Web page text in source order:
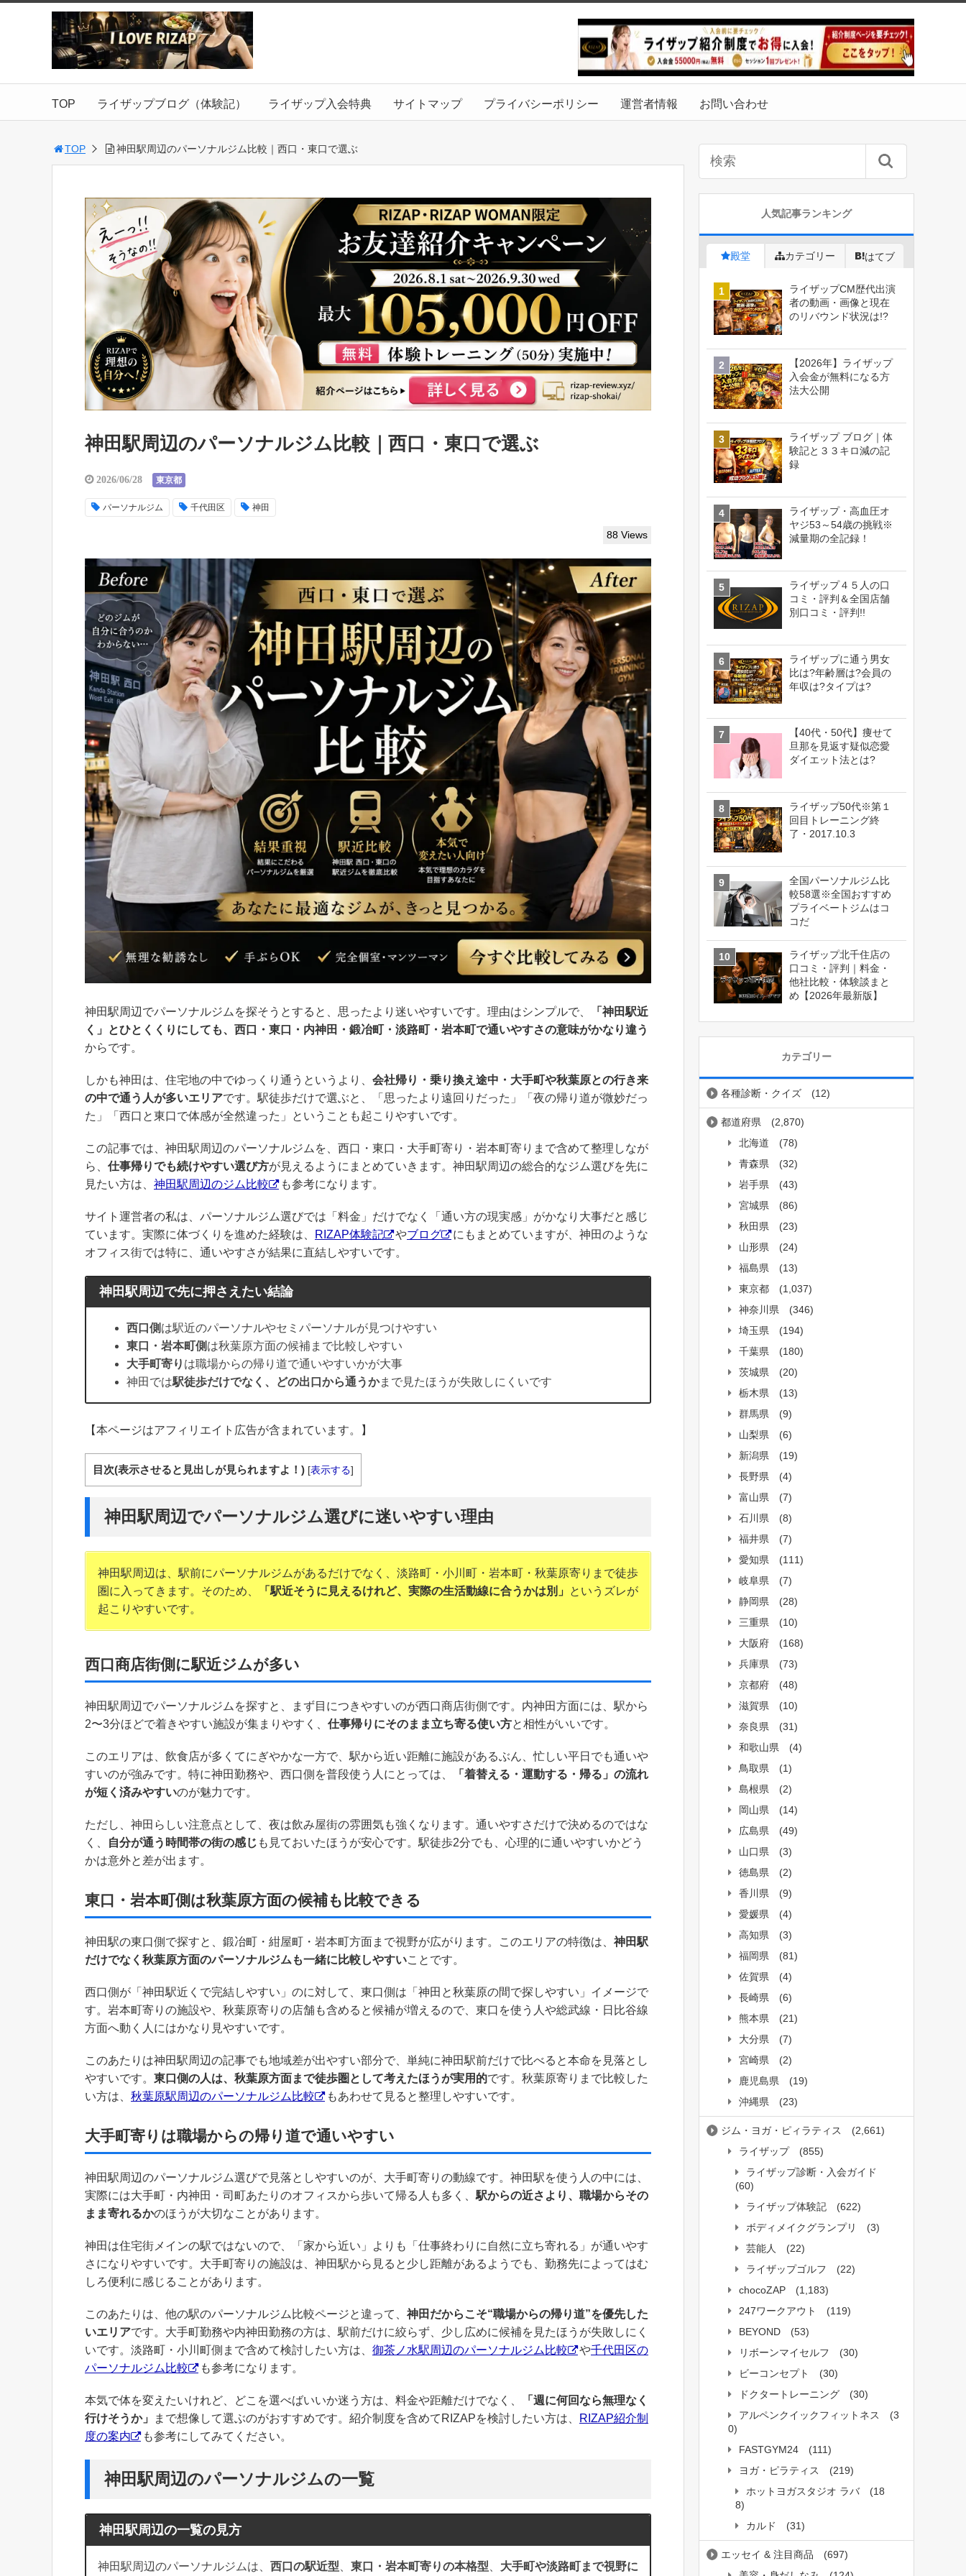
TOP ライザップブログ（体験記） ライザップ入会特典 サイトマップ プライバシーポリシー 運営者情報 お問い合わせ
TOP 神田駅周辺のパーソナルジム比較｜西口・東口で選ぶ
神田駅周辺のパーソナルジム比較｜西口・東口で選ぶ
2026/06/28 東京都
パーソナルジム 千代田区 神田
88 Views
神田駅周辺でパーソナルジムを探そうとすると、思ったより迷いやすいです。理由はシンプルで、
「神田駅近
く」とひとくくりにしても、西口・東口・内神田・鍛冶町・淡路町・岩本町で通いやすさの意味がかなり違う
からです。
しかも神田は、住宅地の中でゆっくり通うというより、 会社帰り・乗り換え途中・大手町や秋葉原との行き来
の中で通う人が多いエリアです。駅徒歩だけで選ぶと、「思ったより遠回りだった」「夜の帰り道が微妙だっ
た」「西口と東口で体感が全然違った」ということも起こりやすいです。
この記事では、神田駅周辺のパーソナルジムを、西口・東口・大手町寄り・岩本町寄りまで含めて整理しなが
ら、 仕事帰りでも続けやすい選び方が見えるようにまとめていきます。神田駅周辺の総合的なジム選びを先に
見たい方は、 神田駅周辺のジム比較 も参考になります。
サイト運営者の私は、パーソナルジム選びでは「料金」だけでなく「通い方の現実感」がかなり大事だと感じ
ています。実際に体づくりを進めた経験は、
RIZAP体験記 やブログ
にもまとめていますが、神田のような
オフィス街では特に、通いやすさが結果に直結しやすいです。
神田駅周辺で先に押さえたい結論
西口側 は駅近のパーソナルやセミパーソナルが見つけやすい
東口・岩本町側 は秋葉原方面の候補まで比較しやすい
大手町寄り は職場からの帰り道で通いやすいかが大事
神田では駅徒歩だけでなく、どの出口から通うかまで見たほうが失敗しにくいです
【本ページはアフィリエイト広告が含まれています。】
目次(表示させると見出しが見られますよ！) [表示する]
神田駅周辺でパーソナルジム選びに迷いやすい理由
神田駅周辺は、駅前にパーソナルジムがあるだけでなく、淡路町・小川町・岩本町・秋葉原寄りまで徒歩
圏に入ってきます。そのため、
「駅近そうに見えるけれど、実際の生活動線に合うかは別」
というズレが
起こりやすいです。
西口商店街側に駅近ジムが多い
神田駅周辺でパーソナルジムを探すと、まず目につきやすいのが西口商店街側です。内神田方面には、駅から
2〜3分ほどで着きやすい施設が集まりやすく、 仕事帰りにそのまま立ち寄る使い方と相性がいいです。
このエリアは、飲食店が多くてにぎやかな一方で、駅から近い距離に施設があるぶん、忙しい平日でも通いや
すいのが強みです。特に神田勤務や、西口側を普段使う人にとっては、
「着替える・運動する・帰る」の流れ
が短く済みやすいのが魅力です。
ただし、神田らしい注意点として、夜は飲み屋街の雰囲気も強くなります。通いやすさだけで決めるのではな
く、
自分が通う時間帯の街の感じ も見ておいたほうが安心です。駅徒歩2分でも、心理的に通いやすいかどう
かは意外と差が出ます。
東口・岩本町側は秋葉原方面の候補も比較できる
神田駅の東口側で探すと、鍛冶町・紺屋町・岩本町方面まで視野が広がります。このエリアの特徴は、 神田駅
だけでなく秋葉原方面のパーソナルジムも一緒に比較しやすいことです。
西口側が「神田駅近くで完結しやすい」のに対して、東口側は「神田と秋葉原の間で探しやすい」イメージで
す。岩本町寄りの施設や、秋葉原寄りの店舗も含めると候補が増えるので、東口を使う人や総武線・日比谷線
方面へ動く人にはかなり見やすいです。
このあたりは神田駅周辺の記事でも地域差が出やすい部分で、単純に神田駅前だけで比べると本命を見落とし
やすいです。 東口側の人は、秋葉原方面まで徒歩圏として考えたほうが実用的です。秋葉原寄りまで比較した
い方は、 秋葉原駅周辺のパーソナルジム比較 もあわせて見ると整理しやすいです。
大手町寄りは職場からの帰り道で通いやすい
神田駅周辺のパーソナルジム選びで見落としやすいのが、大手町寄りの動線です。神田駅を使う人の中には、
実際には大手町・内神田・司町あたりのオフィスから歩いて帰る人も多く、 駅からの近さより、職場からその
まま寄れるかのほうが大切なことがあります。
神田は住宅街メインの駅ではないので、「家から近い」よりも「仕事終わりに自然に立ち寄れる」が通いやす
さになりやすいです。大手町寄りの施設は、神田駅から見ると少し距離があるようでも、勤務先によってはむ
しろ便利に感じることがあります。
このあたりは、他の駅のパーソナルジム比較ページと違って、 神田だからこそ“職場からの帰り道”を優先した
いエリアです。大手町勤務や内神田勤務の方は、駅前だけに絞らず、少し広めに候補を見たほうが失敗しにく
いです。淡路町・小川町側まで含めて検討したい方は、 御茶ノ水駅周辺のパーソナルジム比較 や千代田区の
パーソナルジム比較
も参考になります。
本気で体を変えたいけれど、どこを選べばいいか迷う方は、料金や距離だけでなく、
「週に何回なら無理なく
行けそうか」
まで想像して選ぶのがおすすめです。紹介制度を含めてRIZAPを検討したい方は、
RIZAP紹介制
度の案内
も参考にしてみてください。
神田駅周辺のパーソナルジムの一覧
神田駅周辺の一覧の見方
神田駅周辺のパーソナルジムは、 西口の駅近型 東口・岩本町寄りの本格型 大手町や淡路町まで視野に
人気記事ランキング
殿堂 カテゴリー はてブ
ライザップCM歴代出演
者の動画・画像と現在
のリバウンド状況は!?
【2026年】ライザップ
入会金が無料になる方
法大公開
ライザップ ブログ｜体
験記と３３キロ減の記
録
ライザップ・高血圧オ
ヤジ53～54歳の挑戦※
減量期の全記録！
ライザップ４５人の口
コミ・評判＆全国店舗
別口コミ・評判!!
ライザップに通う男女
比は?年齢層は?会員の
年収は?タイプは?
【40代・50代】痩せて
旦那を見返す疑似恋愛
ダイエット法とは?
ライザップ50代※第１
回目トレーニング終
了・2017.10.3
全国パーソナルジム比
較58選※全国おすすめ
プライベートジムはコ
コだ
ライザップ北千住店の
口コミ・評判｜料金・
他社比較・体験談まと
め【2026年最新版】
カテゴリー
各種診断・クイズ (12)
都道府県
(2,870)
北海道
(78)
青森県
(32)
岩手県
(43)
宮城県
(86)
秋田県
(23)
山形県
(24)
福島県
(13)
東京都
(1,037)
神奈川県
(346)
埼玉県
(194)
千葉県
(180)
茨城県
(20)
栃木県
(13)
群馬県
(9)
山梨県
(6)
新潟県
(19)
長野県
(4)
富山県
(7)
石川県
(8)
福井県
(7)
愛知県
(111)
岐阜県
(7)
静岡県
(28)
三重県
(10)
大阪府
(168)
兵庫県
(73)
京都府
(48)
滋賀県
(10)
奈良県
(31)
和歌山県
(4)
鳥取県
(1)
島根県
(2)
岡山県
(14)
広島県
(49)
山口県
(3)
徳島県
(2)
香川県
(9)
愛媛県
(4)
高知県
(3)
福岡県
(81)
佐賀県
(4)
長崎県
(6)
熊本県
(21)
大分県
(7)
宮崎県
(2)
鹿児島県
(19)
沖縄県
(23)
ジム・ヨガ・ピィラティス
(2,661)
ライザップ
(855)
ライザップ診断・入会ガイド
(60)
ライザップ体験記
(622)
ボディメイクグランプリ
(3)
芸能人
(22)
ライザップゴルフ
(22)
chocoZAP
(1,183)
247ワークアウト
(119)
BEYOND
(53)
リボーンマイセルフ
(30)
ビーコンセプト
(30)
ドクタートレーニング
(30)
アルペンクイックフィットネス
(3
0)
FASTGYM24
(111)
ヨガ・ピラティス
(219)
ホットヨガスタジオ ラバ
(18
8)
カルド
(31)
エッセイ & 注目商品
(697)